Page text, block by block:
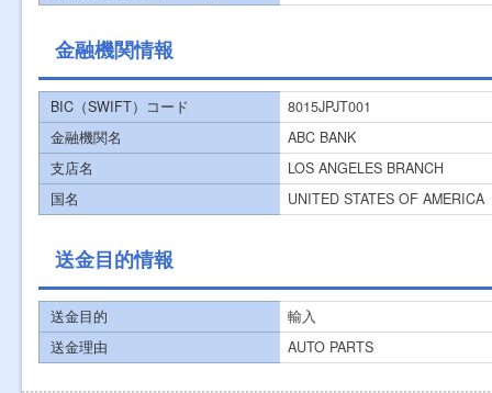
金融機関情報
BIC（SWIFT）コード
8015JPJT001
金融機関名
ABC BANK
支店名
LOS ANGELES BRANCH
国名
UNITED STATES OF AMERICA
送金目的情報
送金目的
輸入
送金理由
AUTO PARTS